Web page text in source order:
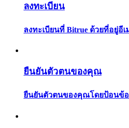
ข้อมูล
ลงทะเบียน
ลงทะเบียนที่ Bitrue ด้วยที่อยู่อี
ยืนยันตัวตนของคุณ
ยืนยันตัวตนของคุณโดยป้อนข้